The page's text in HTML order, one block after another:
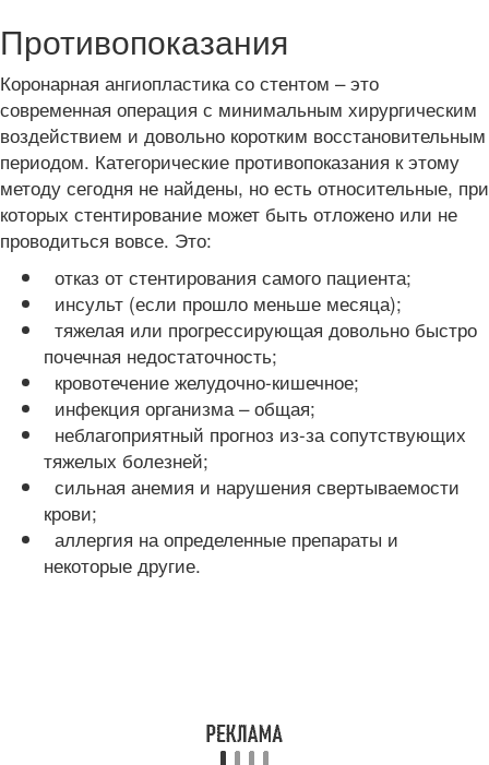
Противопоказания
Коронарная ангиопластика со стентом – это
современная операция с минимальным хирургическим
воздействием и довольно коротким восстановительным
периодом. Категорические противопоказания к этому
методу сегодня не найдены, но есть относительные, при
которых стентирование может быть отложено или не
проводиться вовсе. Это:
отказ от стентирования самого пациента;
инсульт (если прошло меньше месяца);
тяжелая или прогрессирующая довольно быстро
почечная недостаточность;
кровотечение желудочно-кишечное;
инфекция организма – общая;
неблагоприятный прогноз из-за сопутствующих
тяжелых болезней;
сильная анемия и нарушения свертываемости
крови;
аллергия на определенные препараты и
некоторые другие.